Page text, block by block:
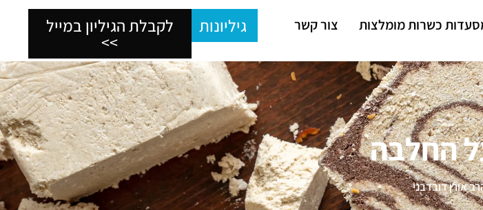
כשרות מומלצות צור קשר גיליונות לקבלת הגיליון במייל
>>
החלבה
אורן דובדבני